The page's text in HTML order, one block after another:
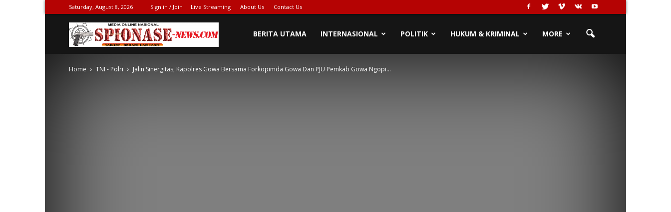
Saturday, August 8, 2026 Sign in / Join Live Streaming About Us Contact Us
SPIONASE-
NEWS[DOT]COM
BERITA UTAMA INTERNASIONAL POLITIK HUKUM & KRIMINAL MORE
Home TNI - Polri Jalin Sinergitas, Kapolres Gowa Bersama Forkopimda Gowa Dan PJU Pemkab Gowa Ngopi...